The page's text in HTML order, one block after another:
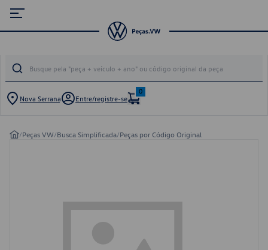
Nova Serrana Entre/registre-se
0
/Peças VW/Busca Simplificada/Peças por Código Original